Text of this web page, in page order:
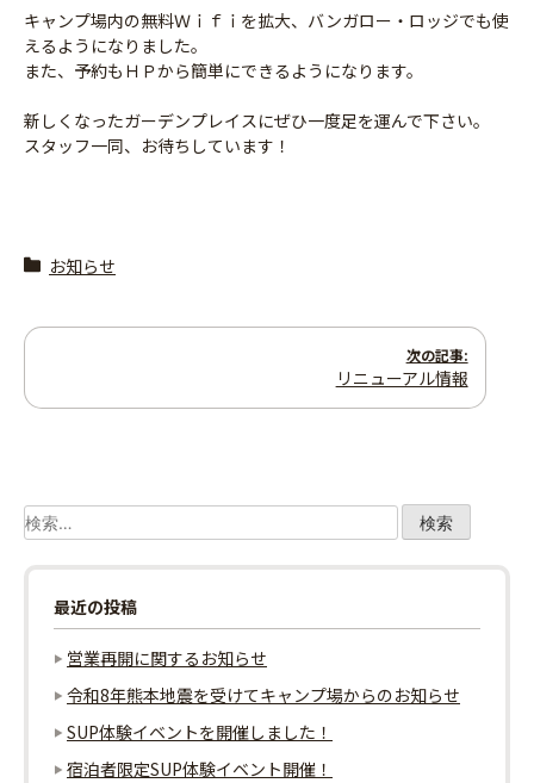
キャンプ場内の無料Ｗｉｆｉを拡大、バンガロー・ロッジでも使
えるようになりました。
また、予約もＨＰから簡単にできるようになります。
新しくなったガーデンプレイスにぜひ一度足を運んで下さい。
スタッフ一同、お待ちしています！
お知らせ
投
稿
ビ
ゲ
ー
シ
ョ
ン
次の記事:
リニューアル情報
検
索:
最近の投稿
営業再開に関するお知らせ
令和8年熊本地震を受けてキャンプ場からのお知らせ
SUP体験イベントを開催しました！
宿泊者限定SUP体験イベント開催！